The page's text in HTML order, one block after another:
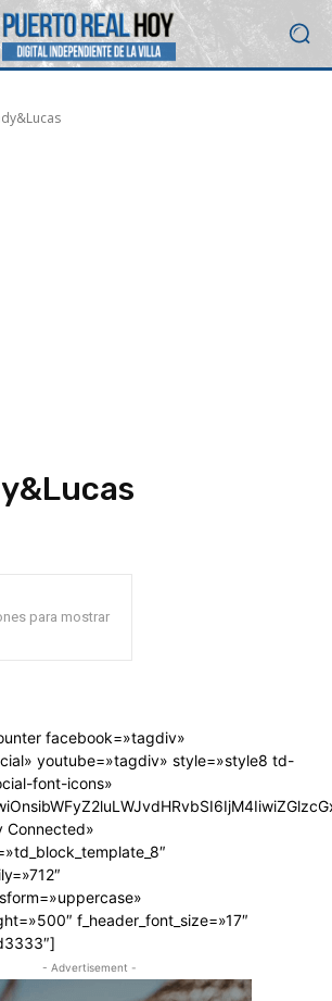
para mostrar
facebook=»tagdiv»
youtube=»tagdiv» style=»style8 td-
font-icons»
Connected»
f_header_font_size=»17″
- Advertisement -